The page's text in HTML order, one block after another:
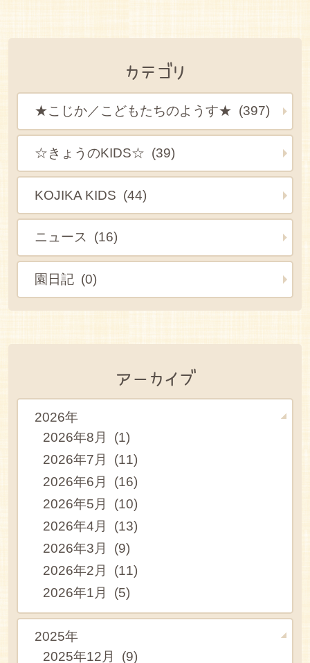
カテゴリ
★こじか／こどもたちのようす★ (397)
☆きょうのKIDS☆ (39)
KOJIKA KIDS (44)
ニュース (16)
園日記 (0)
アーカイブ
2026年
2026年8月 (1)
2026年7月 (11)
2026年6月 (16)
2026年5月 (10)
2026年4月 (13)
2026年3月 (9)
2026年2月 (11)
2026年1月 (5)
2025年
2025年12月 (9)